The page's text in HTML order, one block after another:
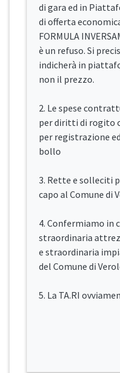
di gara ed in
di offerta
FORMULA
è un refuso. Si
indicherà in
non il prezzo.
2. Le spese
per diritti di rogito
per registrazione
bollo
3. Rette e solleciti
capo al Comune di
4. Confermiamo in
straordinaria
e straordinaria
del Comune di
5. La TA.RI